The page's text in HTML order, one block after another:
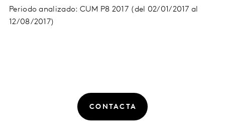
Periodo analizado: CUM P8 2017 (del 02/01/2017 al
12/08/2017)
CONTACTA